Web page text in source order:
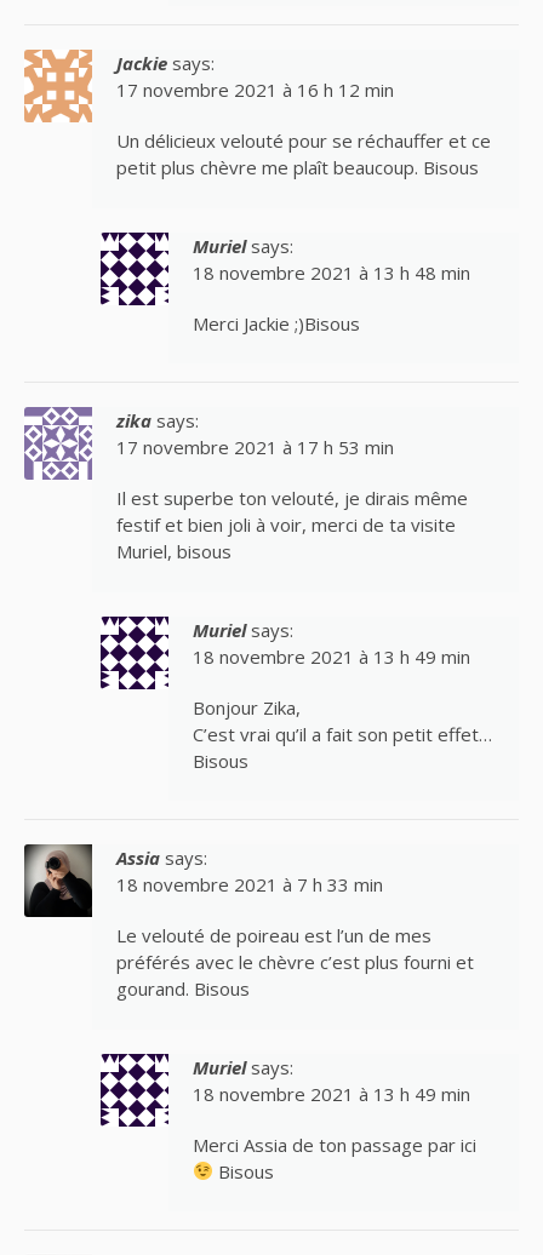
Jackie says:
17 novembre 2021 à 16 h 12 min
Un délicieux velouté pour se réchauffer et ce
petit plus chèvre me plaît beaucoup. Bisous
Muriel says:
18 novembre 2021 à 13 h 48 min
Merci Jackie ;)Bisous
zika says:
17 novembre 2021 à 17 h 53 min
Il est superbe ton velouté, je dirais même
festif et bien joli à voir, merci de ta visite
Muriel, bisous
Muriel says:
18 novembre 2021 à 13 h 49 min
Bonjour Zika,
C’est vrai qu’il a fait son petit effet…
Bisous
Assia says:
18 novembre 2021 à 7 h 33 min
Le velouté de poireau est l’un de mes
préférés avec le chèvre c’est plus fourni et
gourand. Bisous
Muriel says:
18 novembre 2021 à 13 h 49 min
Merci Assia de ton passage par ici
Bisous